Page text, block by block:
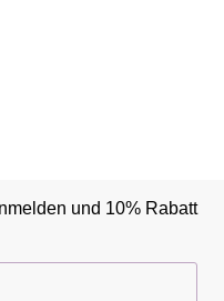
und 10% Rabatt